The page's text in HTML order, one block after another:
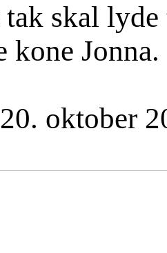
tak skal
kone Jonna.
oktober